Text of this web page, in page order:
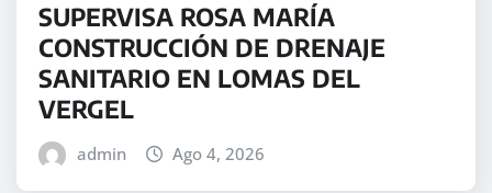
SUPERVISA ROSA MARÍA
CONSTRUCCIÓN DE DRENAJE
SANITARIO EN LOMAS DEL
VERGEL
admin Ago 4, 2026